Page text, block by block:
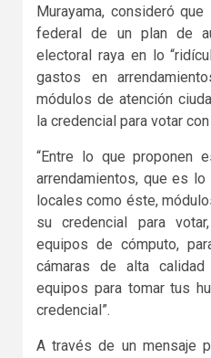
Murayama, consideró
federal de un plan de
electoral raya en lo
gastos en
módulos de atención
la credencial para votar
“Entre lo que proponen
arrendamientos, que es
locales como éste,
su credencial para
equipos de cómputo,
cámaras de alta
equipos para tomar tus
credencial”.
A través de un mensaje